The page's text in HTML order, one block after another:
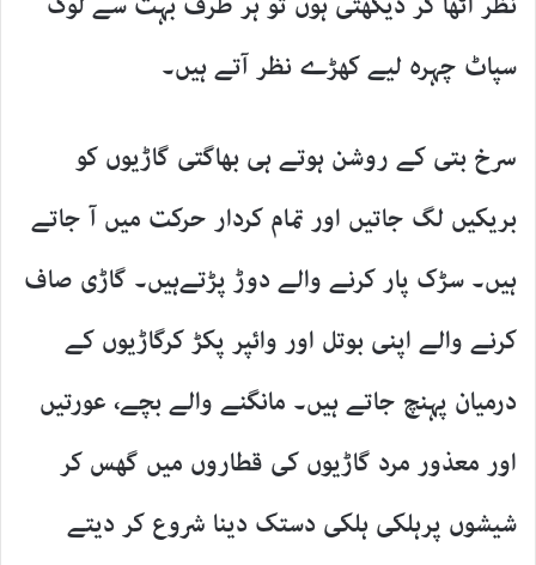
سپاٹ چہرہ لیے کھڑے نظر آتے ہیں۔
سرخ بتی کے روشن ہوتے ہی بھاگتی گاڑیوں کو
بریکیں لگ جاتیں اور تمام کردار حرکت میں آ جاتے
ہیں۔ سڑک پار کرنے والے دوڑ پڑتےہیں۔ گاڑی صاف
کرنے والے اپنی بوتل اور وائپر پکڑ کرگاڑیوں کے
درمیان پہنچ جاتے ہیں۔ مانگنے والے بچے، عورتیں
اور معذور مرد گاڑیوں کی قطاروں میں گھس کر
شیشوں پرہلکی ہلکی دستک دینا شروع کر دیتے